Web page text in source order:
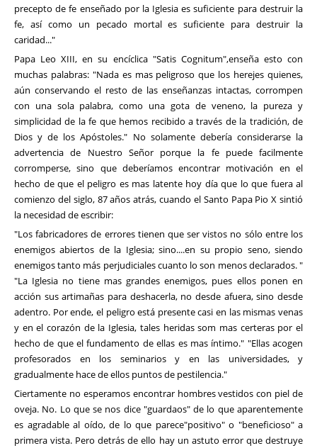
precepto de fe enseñado por la Iglesia es suficiente para destruir la
fe, así como un pecado mortal es suficiente para destruir la
caridad..."
Papa Leo XIII, en su encíclica "Satis Cognitum",enseña esto con
muchas palabras: "Nada es mas peligroso que los herejes quienes,
aún conservando el resto de las enseñanzas intactas, corrompen
con una sola palabra, como una gota de veneno, la pureza y
simplicidad de la fe que hemos recibido a través de la tradición, de
Dios y de los Apóstoles." No solamente debería considerarse la
advertencia de Nuestro Señor porque la fe puede facilmente
corromperse, sino que deberíamos encontrar motivación en el
hecho de que el peligro es mas latente hoy día que lo que fuera al
comienzo del siglo, 87 años atrás, cuando el Santo Papa Pio X sintió
la necesidad de escribir:
"Los fabricadores de errores tienen que ser vistos no sólo entre los
enemigos abiertos de la Iglesia; sino....en su propio seno, siendo
enemigos tanto más perjudiciales cuanto lo son menos declarados. "
"La Iglesia no tiene mas grandes enemigos, pues ellos ponen en
acción sus artimañas para deshacerla, no desde afuera, sino desde
adentro. Por ende, el peligro está presente casi en las mismas venas
y en el corazón de la Iglesia, tales heridas som mas certeras por el
hecho de que el fundamento de ellas es mas íntimo." "Ellas acogen
profesorados en los seminarios y en las universidades, y
gradualmente hace de ellos puntos de pestilencia."
Ciertamente no esperamos encontrar hombres vestidos con piel de
oveja. No. Lo que se nos dice "guardaos" de lo que aparentemente
es agradable al oído, de lo que parece"positivo" o "beneficioso" a
primera vista. Pero detrás de ello hay un astuto error que destruye